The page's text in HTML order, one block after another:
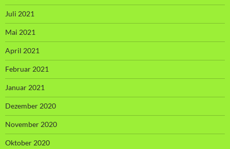
Juli 2021
Mai 2021
April 2021
Februar 2021
Januar 2021
Dezember 2020
November 2020
Oktober 2020